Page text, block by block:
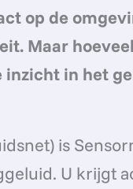
op de
Maar
inzicht in het
is
U krijgt